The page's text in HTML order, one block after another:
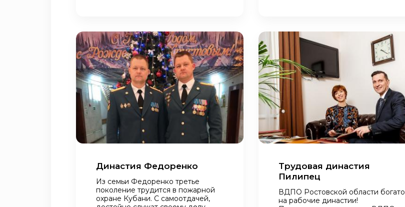
Династия Федоренко
Из семьи Федоренко третье
поколение трудится в пожарной
охране Кубани. С самоотдачей,
Трудовая династия
Пилипец
ВДПО Ростовской области богато
на рабочие династии!